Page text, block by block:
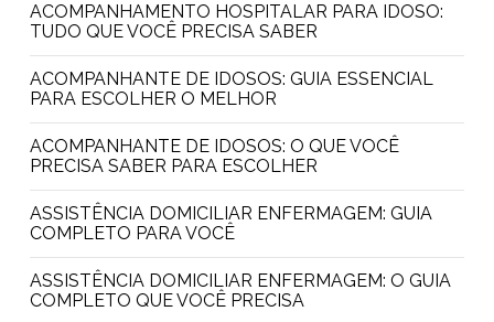
ACOMPANHAMENTO HOSPITALAR PARA IDOSO:
TUDO QUE VOCÊ PRECISA SABER
ACOMPANHANTE DE IDOSOS: GUIA ESSENCIAL
PARA ESCOLHER O MELHOR
ACOMPANHANTE DE IDOSOS: O QUE VOCÊ
PRECISA SABER PARA ESCOLHER
ASSISTÊNCIA DOMICILIAR ENFERMAGEM: GUIA
COMPLETO PARA VOCÊ
ASSISTÊNCIA DOMICILIAR ENFERMAGEM: O GUIA
COMPLETO QUE VOCÊ PRECISA